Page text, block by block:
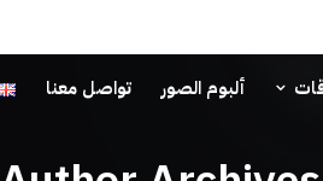
ألبوم الصور تواصل معنا
الرئيسية